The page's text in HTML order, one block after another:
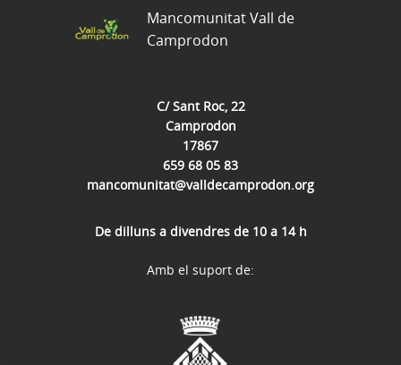
C/ Sant Roc, 22
Camprodon
17867
659 68 05 83
mancomunitat@valldecamprodon.org
De dilluns a divendres de 10 a 14 h
Mancomunitat Vall de
Camprodon
Amb el suport de: